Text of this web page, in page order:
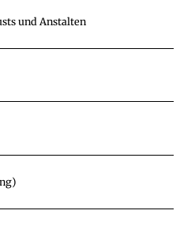
und Anstalten